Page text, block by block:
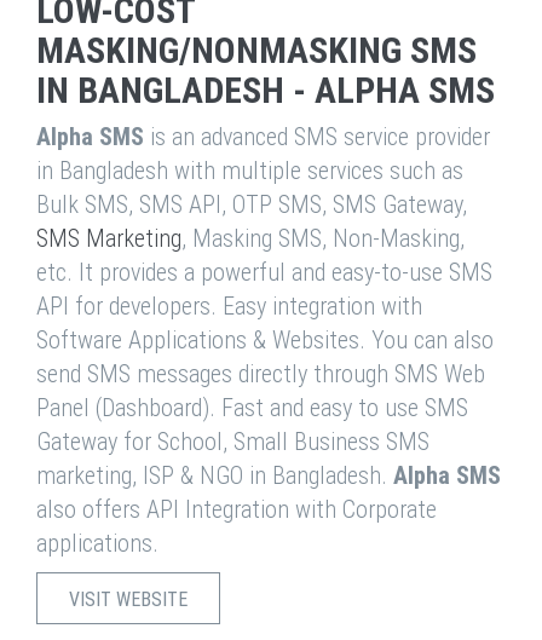
LOW-COST
MASKING/NONMASKING SMS
IN BANGLADESH - ALPHA SMS
Alpha SMS is an advanced SMS service provider
in Bangladesh with multiple services such as
Bulk SMS, SMS API, OTP SMS, SMS Gateway,
SMS Marketing, Masking SMS, Non-Masking,
etc. It provides a powerful and easy-to-use SMS
API for developers. Easy integration with
Software Applications & Websites. You can also
send SMS messages directly through SMS Web
Panel (Dashboard). Fast and easy to use SMS
Gateway for School, Small Business SMS
marketing, ISP & NGO in Bangladesh. Alpha SMS
also offers API Integration with Corporate
applications.
VISIT WEBSITE